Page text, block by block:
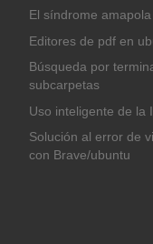
El síndrome
Editores de pdf en
Búsqueda por
subcarpetas
Uso inteligente de la
Solución al error de
con Brave/ubuntu